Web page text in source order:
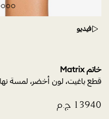
فيديو
خاتم Matrix
قطع باغيت، لون أخضر، لمسة نهائية